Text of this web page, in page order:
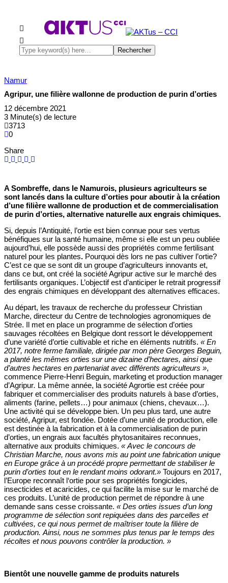
Namur
Agripur, une filière wallonne de production de purin d’orties
12 décembre 2021
3 Minute(s) de lecture
3713
0
Share
A Sombreffe, dans le Namurois, plusieurs agriculteurs se
sont lancés dans la culture d’orties pour aboutir à la création
d’une filière wallonne de production et de commercialisation
de purin d’orties, alternative naturelle aux engrais chimiques.
Si, depuis l’Antiquité, l’ortie est bien connue pour ses vertus
bénéfiques sur la santé humaine, même si elle est un peu oubliée
aujourd’hui, elle possède aussi des propriétés comme fertilisant
naturel pour les plantes. Pourquoi dès lors ne pas cultiver l’ortie?
C’est ce que se sont dit un groupe d’agriculteurs innovants et,
dans ce but, ont créé la société Agripur active sur le marché des
fertilisants organiques. L’objectif est d’anticiper le retrait progressif
des engrais chimiques en développant des alternatives efficaces.
Au départ, les travaux de recherche du professeur Christian
Marche, directeur du Centre de technologies agronomiques de
Strée. Il met en place un programme de sélection d’orties
sauvages récoltées en Belgique dont ressort le développement
d’une variété d’ortie cultivable et riche en éléments nutritifs. « En
2017, notre ferme familiale, dirigée par mon père Georges Beguin,
a planté les mêmes orties sur une dizaine d’hectares, ainsi que
d’autres hectares en partenariat avec différents agriculteurs »,
commence Pierre-Henri Beguin, marketing et production manager
d’Agripur. La même année, la société Agrortie est créée pour
fabriquer et commercialiser des produits naturels à base d’orties,
aliments (farine, pellets…) pour animaux (chiens, chevaux…).
Une activité qui se développe bien. Un peu plus tard, une autre
société, Agripur, est fondée. Dotée d’une unité de production, elle
est destinée à la fabrication et à la commercialisation de purin
d’orties, un engrais aux facultés phytosanitaires reconnues,
alternative aux produits chimiques. « Avec le concours de
Christian Marche, nous avons mis au point une fabrication unique
en Europe grâce à un procédé propre permettant de stabiliser le
purin d’orties tout en le rendant moins odorant.» Toujours en 2017,
l’Europe reconnaît l‘ortie pour ses propriétés fongicides,
insecticides et acaricides, ce qui facilite la mise sur le marché de
ces produits. L’unité de production permet de répondre à une
demande sans cesse croissante. « Des orties issues d’un long
programme de sélection sont repiquées dans des parcelles et
cultivées, ce qui nous permet de maîtriser toute la filière de
production. Ainsi, nous ne sommes plus tenus par le temps des
récoltes et nous pouvons contrôler la production. »
Bientôt une nouvelle gamme de produits naturels